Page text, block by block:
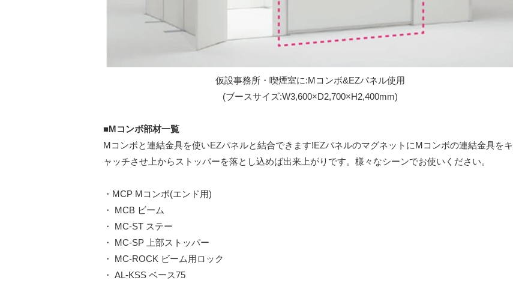
仮設事務所・喫煙室に:Mコンボ&EZパネル使用
(ブースサイズ:W3,600×D2,700×H2,400mm)
■Mコンボ部材一覧
Mコンボと連結金具を使いEZパネルと結合できます!EZパネルのマグネットにMコンボの連結金具をキ
ャッチさせ上からストッパーを落とし込めば出来上がりです。様々なシーンでお使いください。
・MCP Mコンボ(エンド用)
・ MCB ビーム
・ MC-ST ステー
・ MC-SP 上部ストッパー
・ MC-ROCK ビーム用ロック
・ AL-KSS ベース75